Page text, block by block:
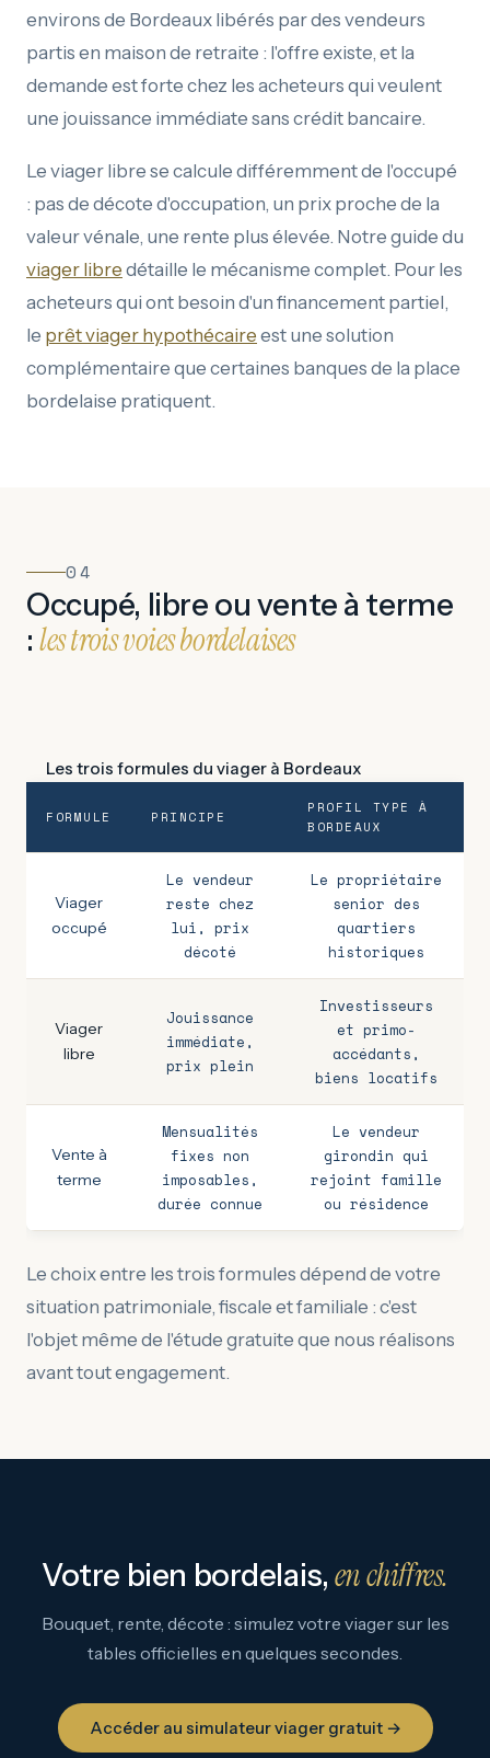
environs de Bordeaux libérés par des vendeurs
partis en maison de retraite : l'offre existe, et la
demande est forte chez les acheteurs qui veulent
une jouissance immédiate sans crédit bancaire.
Le viager libre se calcule différemment de l'occupé
: pas de décote d'occupation, un prix proche de la
valeur vénale, une rente plus élevée. Notre guide du
viager libre détaille le mécanisme complet. Pour les
acheteurs qui ont besoin d'un financement partiel,
le prêt viager hypothécaire est une solution
complémentaire que certaines banques de la place
bordelaise pratiquent.
04
Occupé, libre ou vente à terme
:les trois voies bordelaises
Les trois formules du viager à Bordeaux
FORMULE PRINCIPE
PROFIL TYPE À
BORDEAUX
Viager
occupé
Le vendeur
reste chez
lui, prix
décoté
Le propriétaire
senior des
quartiers
historiques
Viager
libre
Jouissance
immédiate,
prix plein
Investisseurs
et primo-
accédants,
biens locatifs
Vente à
terme
Mensualités
fixes non
imposables,
durée connue
Le vendeur
girondin qui
rejoint famille
ou résidence
Le choix entre les trois formules dépend de votre
situation patrimoniale, fiscale et familiale : c'est
l'objet même de l'étude gratuite que nous réalisons
avant tout engagement.
Votre bien bordelais, en chiffres.
Bouquet, rente, décote : simulez votre viager sur les
tables officielles en quelques secondes.
Accéder au simulateur viager gratuit →